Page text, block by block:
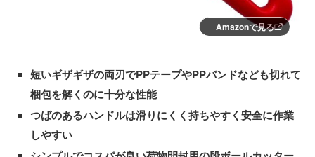
Amazonで見る
短いギザギザの両刃でPPテープやPPバンドなども切れて
梱包を解くのに十分な性能
つばのあるハンドルは滑りにくく持ちやすく安全に作業
しやすい